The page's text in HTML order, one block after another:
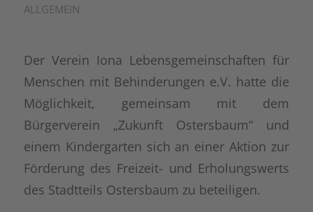
ALLGEMEIN
Der Verein Iona Lebensgemeinschaften für
Menschen mit Behinderungen e.V. hatte die
Möglichkeit, gemeinsam mit dem
Bürgerverein „Zukunft Ostersbaum“ und
einem Kindergarten sich an einer Aktion zur
Förderung des Freizeit- und Erholungswerts
des Stadtteils Ostersbaum zu beteiligen.